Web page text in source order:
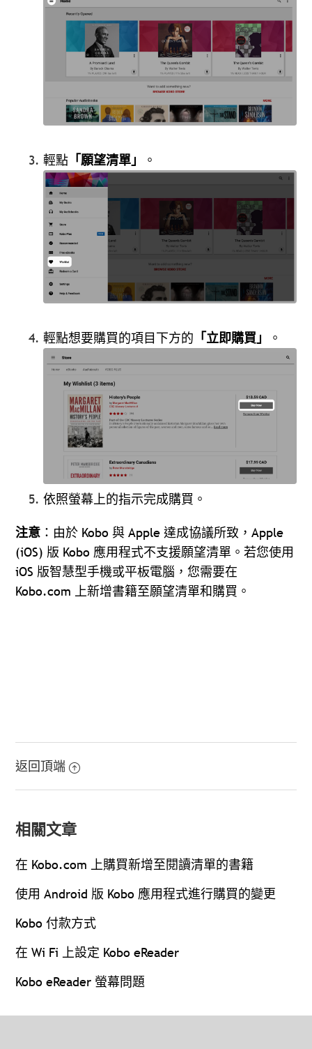
輕點 「願望清單」 。
輕點想要購買的項目下方的 「立即購買」 。
依照螢幕上的指示完成購買。
注意 ：由於 Kobo 與 Apple 達成協議所致，Apple
(iOS) 版 Kobo 應用程式不支援願望清單。若您使用
iOS 版智慧型手機或平板電腦，您需要在
Kobo.com 上新增書籍至願望清單和購買。
返回頂端
相關文章
在 Kobo.com 上購買新增至閱讀清單的書籍
使用 Android 版 Kobo 應用程式進行購買的變更
Kobo 付款方式
在 Wi Fi 上設定 Kobo eReader
Kobo eReader 螢幕問題